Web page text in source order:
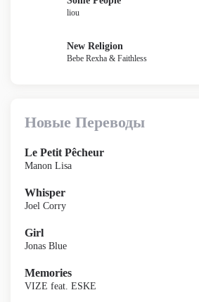
liou
New Religion
Bebe Rexha & Faithless
Новые Переводы
Le Petit Pêcheur
Manon Lisa
Whisper
Joel Corry
Girl
Jonas Blue
Memories
VIZE feat. ESKE